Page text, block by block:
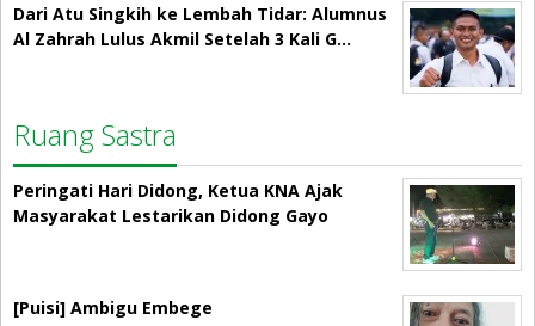
Dari Atu Singkih ke Lembah Tidar: Alumnus
Al Zahrah Lulus Akmil Setelah 3 Kali G…
Ruang Sastra
Peringati Hari Didong, Ketua KNA Ajak
Masyarakat Lestarikan Didong Gayo
[Puisi] Ambigu Embege